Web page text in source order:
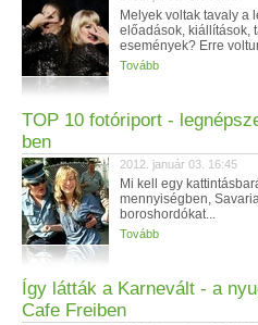
Melyek voltak tavaly a
előadások, kiállítások,
események? Erre
Tovább
TOP 10 fotóriport -
ben
2012. január 03. 16:45
Mi kell egy
mennyiségben,
boroshordókat...
Tovább
Így látták a Karnevált - a
Cafe Freiben